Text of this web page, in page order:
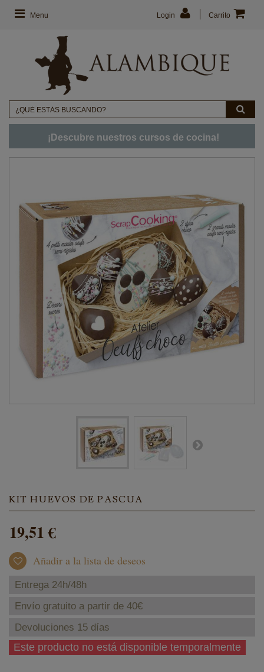
Menu Carrito
Login
¡Descubre nuestros cursos de cocina!
KIT HUEVOS DE PASCUA
19,51 €
Añadir a la lista de deseos
Entrega 24h/48h
Envío gratuito a partir de 40€
Devoluciones 15 días
Este producto no está disponible temporalmente